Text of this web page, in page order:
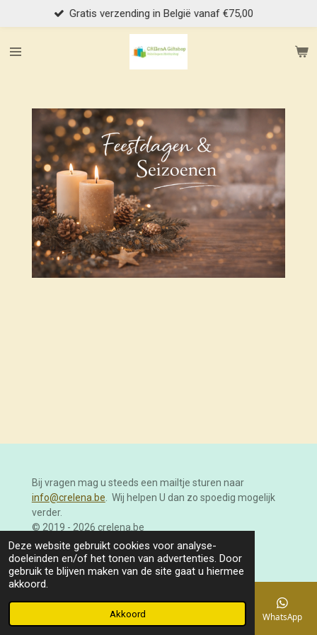
Deze website gebruikt cookies voor analyse-
doeleinden en/of het tonen van advertenties. Door
gebruik te blijven maken van de site gaat u hiermee
akkoord.
Akkoord
direct
naar
in België vanaf €75,00
Bij vragen mag u steeds een mailtje sturen naar
info@crelena.be. Wij helpen U dan zo spoedig mogelijk
verder.
© 2019 - 2026 crelena.be
Powered byJouwWeb
Telefoonnummer WhatsApp